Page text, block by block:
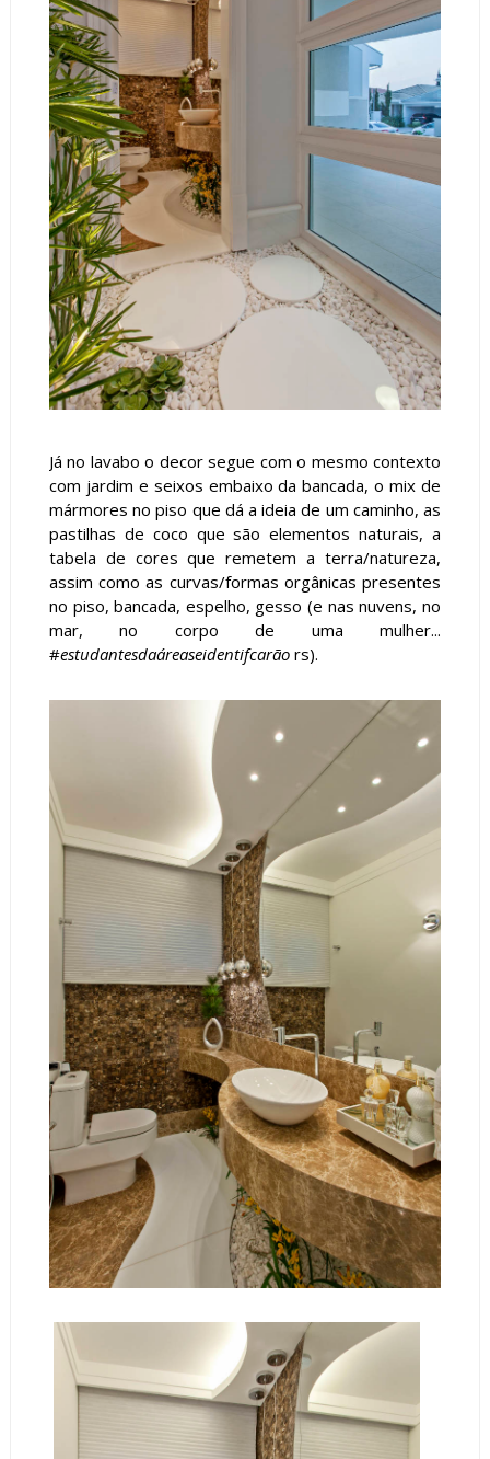
Já no lavabo o decor segue com o mesmo contexto
com jardim e seixos embaixo da bancada, o mix de
mármores no piso que dá a ideia de um caminho, as
pastilhas de coco que são elementos naturais, a
tabela de cores que remetem a terra/natureza,
assim como as curvas/formas orgânicas presentes
no piso, bancada, espelho, gesso (e nas nuvens, no
mar, no corpo de uma mulher...
#estudantesdaáreaseidentifcarãors).